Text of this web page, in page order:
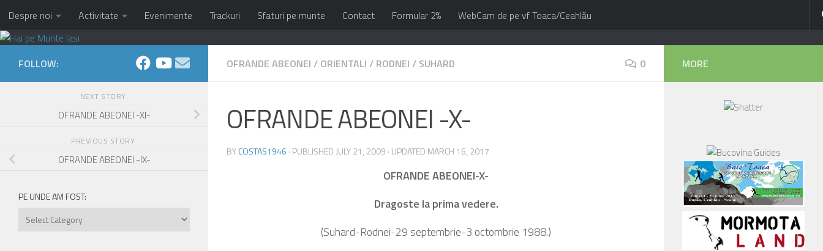
Skip to content
Despre noi Activitate Evenimente Trackuri Sfaturi pe munte Contact Formular 2% WebCam de pe vf Toaca/Ceahlău
OFRANDE ABEONEI / ORIENTALI / RODNEI / SUHARD 0
OFRANDE ABEONEI -X-
BYCOSTAS1946 · PUBLISHED JULY 21, 2009 · UPDATED MARCH 16, 2017
OFRANDE ABEONEI-X-
Dragoste la prima vedere.
(Suhard-Rodnei-29 septembrie-3 octombrie 1988.)
FOLLOW:
NEXT STORY
OFRANDE ABEONEI -XI-
PREVIOUS STORY
OFRANDE ABEONEI -IX-
PE UNDE AM FOST:
Pe
MORE